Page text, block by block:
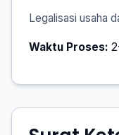
Legalisasi usaha
Waktu Proses: